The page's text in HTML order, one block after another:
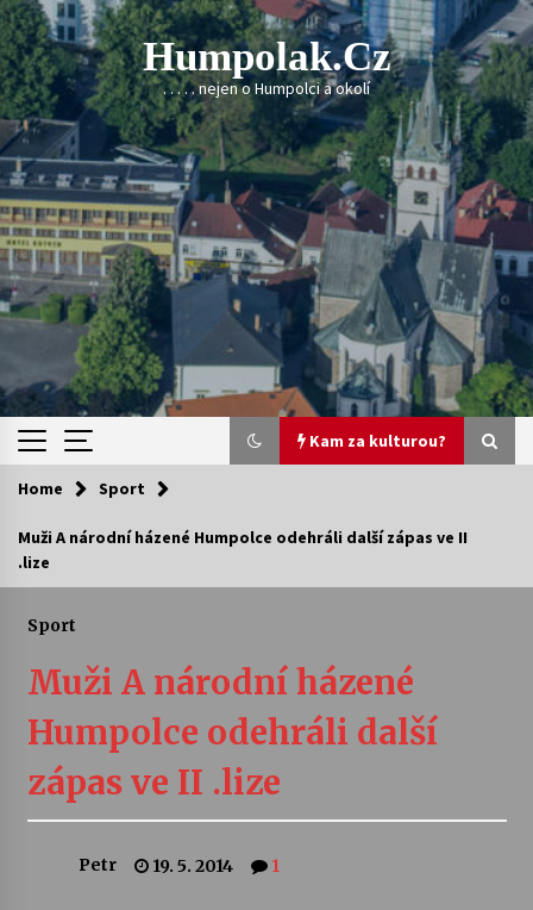
Skip
to
content
Humpolak.cz
. . . . . nejen o Humpolci a okolí
Kam za kulturou?
Kam za kulturou?
Vernisáž výstavy Josefíny Duškové: Stávám se
30. 7. 2026
Veselí muzikanti
30. 7. 2026
Home Sport
Muži A národní házené Humpolce odehráli další zápas ve II
.lize
Sport
Muži A národní házené
Humpolce odehráli další
zápas ve II .lize
Petr 19. 5. 2014 1